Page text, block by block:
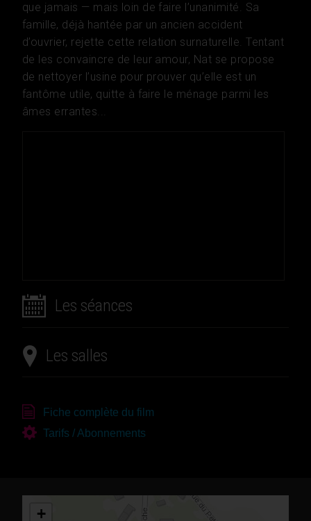
que jamais — mais loin de faire l’unanimité. Sa
famille, déjà hantée par un ancien accident
d’ouvrier, rejette cette relation surnaturelle. Tentant
de les convaincre de leur amour, Nat se propose
de nettoyer l’usine pour prouver qu’elle est un
fantôme utile, quitte à faire le ménage parmi les
âmes errantes...
Les séances
Les salles
Fiche complète du film
Tarifs / Abonnements
+